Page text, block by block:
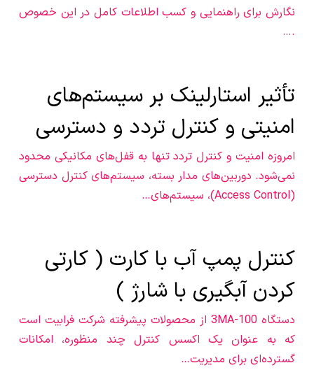
نگارش برای راهنمایی و کسب اطلاعات کامل در این خصوص
.…
تأثیر استارلینک بر سیستم‌های
امنیتی و کنترل تردد و دسترسی
امروزه امنیت و کنترل تردد تنها به قفل‌های مکانیکی محدود
نمی‌شود. دوربین‌های مدار بسته، سیستم‌های کنترل دسترسی
(Access Control)، سیستم‌های…
کنترل پمپ آب با کارت ( کارتی
کردن آبگیری با شارژ )
دستگاه 3MA-100 از محصولات پیشرفته شرکت فرابیت است
که به عنوان یک اکسس کنترل چند منظوره، امکانات
گسترده‌ای برای مدیریت…